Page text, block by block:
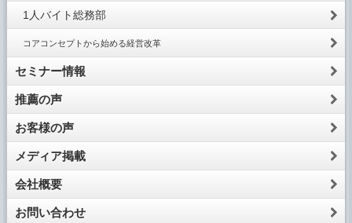
1人バイト総務部
コアコンセプトから始める経営改革
セミナー情報
推薦の声
お客様の声
メディア掲載
会社概要
お問い合わせ